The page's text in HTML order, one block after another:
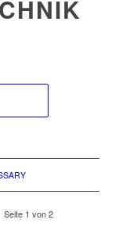
Seite 1 von 2